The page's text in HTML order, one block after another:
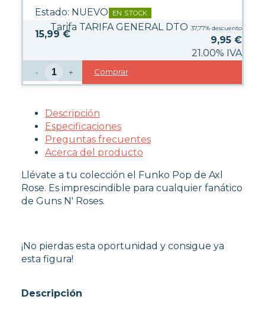
ANILLOS
FUNKO POP HARRY POTTER
FUNKO POP MARVEL
FUNKO POP ONE PIECE
FUNKO POP POKÉMON
FUNKO POP SERIES
THINGS
FUNKO POP TERROR
FUNKO POP VIDEOJUEGOS
FUNKO POP DAÑADOS
COLECCIONISMO
Estado: NUEVO EN STOCK
15,99 €
Tarifa TARIFA GENERAL DTO 37,77%descuento
9,95 €
21.00% IVA
- + Comprar
Descripción
Especificaciones
Preguntas frecuentes
Acerca del producto
Llévate a tu colección el Funko Pop de Axl
Rose. Es imprescindible para cualquier fanático
de Guns N' Roses.
¡No pierdas esta oportunidad y consigue ya
esta figura!
Descripción